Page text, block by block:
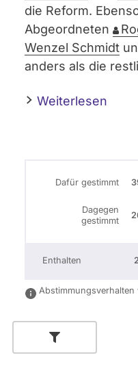
die Reform.
Abgeordneten
Wenzel Schmidt
anders als die
Weiterlesen
Dafür gestimmt
Dagegen
gestimmt
Enthalten
Abstimmungsverhalten